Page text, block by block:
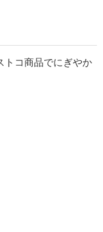
トコ商品でにぎやか